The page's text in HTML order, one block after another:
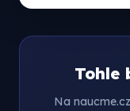
Tohle
Na